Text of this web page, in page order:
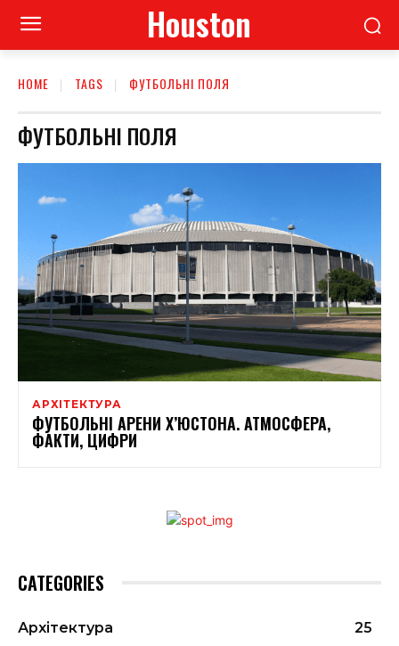
Houston
HOME TAGS ФУТБОЛЬНІ ПОЛЯ
ФУТБОЛЬНІ ПОЛЯ
АРХІТЕКТУРА
ФУТБОЛЬНІ АРЕНИ Х’ЮСТОНА. АТМОСФЕРА,
ФАКТИ, ЦИФРИ
CATEGORIES
Архітектура
25